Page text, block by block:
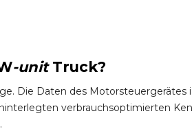
-unit Truck?
Die Daten des
verbrauchsoptimierten